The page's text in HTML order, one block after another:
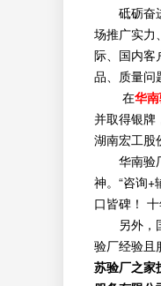
砥砺奋进
场推广实力
际、国内客
品、质量问
在华
并取得银牌
湖南宏工股
华南验
神。“咨询
口皆碑！
另外，
验厂经验且
苏验厂之家